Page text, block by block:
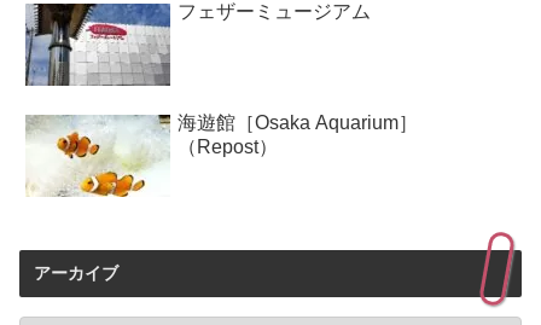
フェザーミュージアム
海遊館［Osaka Aquarium］
（Repost）
アーカイブ